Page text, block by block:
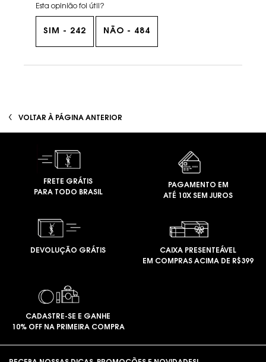
Esta opinião foi útil?
SIM - 242 NÃO - 484
VOLTAR À PÁGINA ANTERIOR
FRETE GRÁTIS
PARA TODO BRASIL
PAGAMENTO EM
ATÉ 10X SEM JUROS
DEVOLUÇÃO GRÁTIS
CAIXA PRESENTEÁVEL
EM COMPRAS ACIMA DE R$399
CADASTRE-SE E GANHE
10% OFF NA PRIMEIRA COMPRA